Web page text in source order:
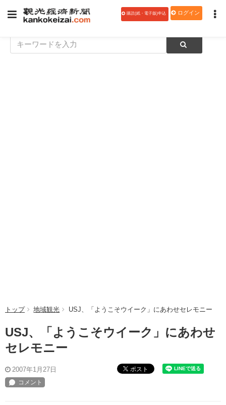
購読(紙・電子版)申込 ログイン
トップ 地域観光 USJ、「ようこそウイーク」にあわせセレモニー
USJ、「ようこそウイーク」にあわせ
セレモニー
2007年1月27日 ポスト